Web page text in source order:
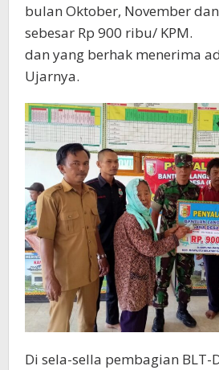
bulan Oktober, November
sebesar Rp 900 ribu/ KPM.
dan yang berhak menerima
Ujarnya.
Di sela-sella pembagian BLT-